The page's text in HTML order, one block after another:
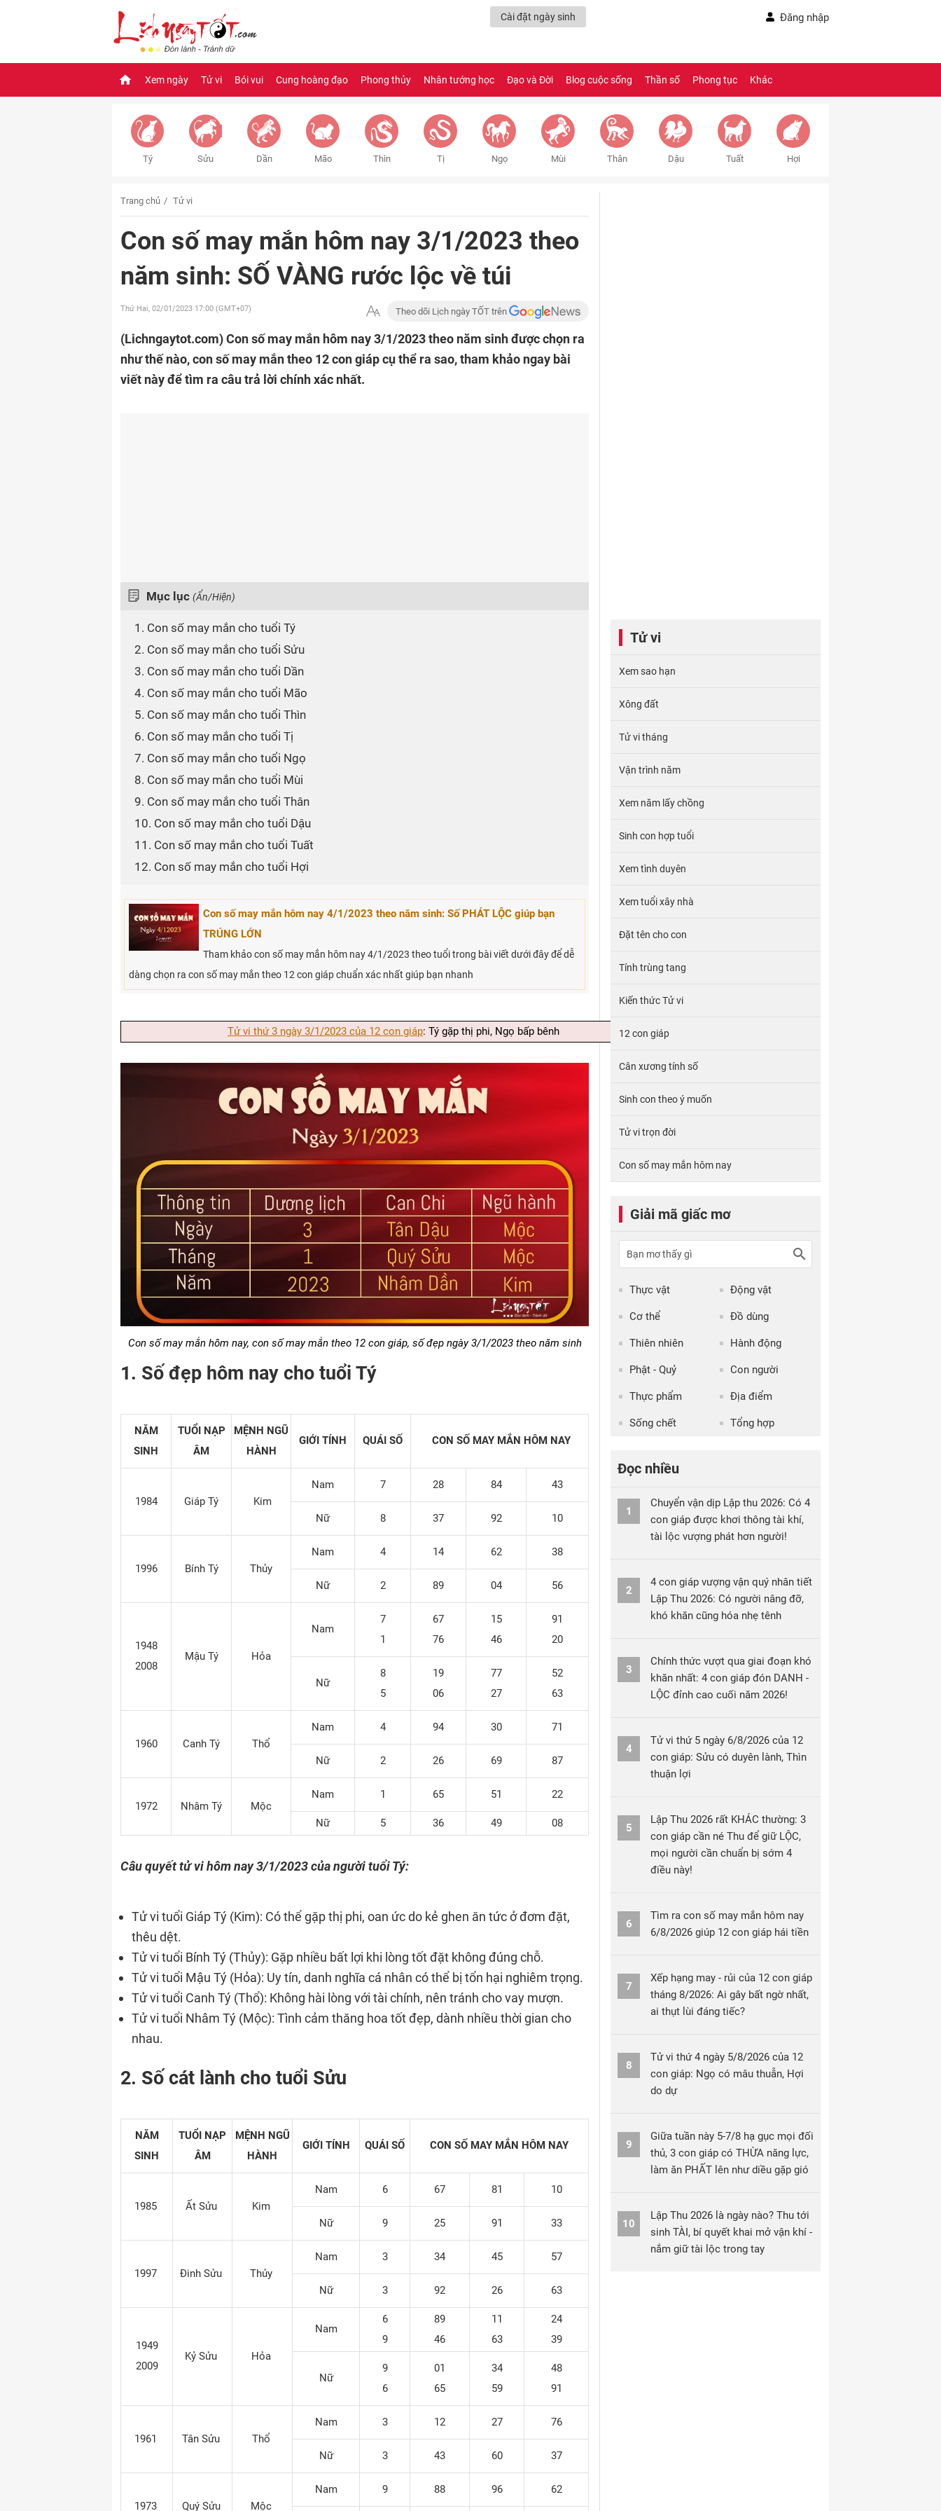
Cài đặt ngày sinh Đăng nhập
Xem ngày Tử vi Bói vui Cung hoàng đạo Phong thủy Nhân tướng học Đạo và Đời Blog cuộc sống Thần số Phong tục Khác
Tý Sửu Dần Mão Thìn Tị Ngọ Mùi Thân Dậu Tuất Hợi
Trang chủ Tử vi
Con số may mắn hôm nay 3/1/2023 theo
năm sinh: SỐ VÀNG rước lộc về túi
Thứ Hai, 02/01/2023 17:00 (GMT+07) Theo dõi Lịch ngày TỐT trên
(Lichngaytot.com)Con số may mắn hôm nay 3/1/2023 theo năm sinh được chọn ra
như thế nào, con số may mắn theo 12 con giáp cụ thể ra sao, tham khảo ngay bài
viết này để tìm ra câu trả lời chính xác nhất.
Mục lục (Ẩn/Hiện)
1. Con số may mắn cho tuổi Tý
2. Con số may mắn cho tuổi Sửu
3. Con số may mắn cho tuổi Dần
4. Con số may mắn cho tuổi Mão
5. Con số may mắn cho tuổi Thìn
6. Con số may mắn cho tuổi Tị
7. Con số may mắn cho tuổi Ngọ
8. Con số may mắn cho tuổi Mùi
9. Con số may mắn cho tuổi Thân
10. Con số may mắn cho tuổi Dậu
11. Con số may mắn cho tuổi Tuất
12. Con số may mắn cho tuổi Hợi
Con số may mắn hôm nay 4/1/2023 theo năm sinh: Số PHÁT LỘC giúp bạn
TRÚNG LỚN
Tham khảo con số may mắn hôm nay 4/1/2023 theo tuổi trong bài viết dưới đây để dễ
dàng chọn ra con số may mắn theo 12 con giáp chuẩn xác nhất giúp bạn nhanh
Tử vi thứ 3 ngày 3/1/2023 của 12 con giáp: Tý gặp thị phi, Ngọ bấp bênh
Con số may mắn hôm nay, con số may mắn theo 12 con giáp, số đẹp ngày 3/1/2023 theo năm sinh
1. Số đẹp hôm nay cho tuổi Tý
NĂM
SINH
TUỔI NẠP
ÂM
MỆNH NGŨ
HÀNH
GIỚI TÍNH QUÁI SỐ CON SỐ MAY MẮN HÔM NAY
1984 Giáp Tý Kim
Nam 7 28 84 43
Nữ 8 37 92 10
1996 Bính Tý Thủy
Nam 4 14 62 38
Nữ 2 89 04 56
1948
2008
Mậu Tý Hỏa
Nam
7
1
67
76
15
46
91
20
Nữ
8
5
19
06
77
27
52
63
1960 Canh Tý Thổ
Nam 4 94 30 71
Nữ 2 26 69 87
1972 Nhâm Tý Mộc
Nam 1 65 51 22
Nữ 5 36 49 08
Câu quyết tử vi hôm nay 3/1/2023 của người tuổi Tý:
Tử vi tuổi Giáp Tý (Kim): Có thể gặp thị phi, oan ức do kẻ ghen ăn tức ở đơm đặt,
thêu dệt.
Tử vi tuổi Bính Tý (Thủy): Gặp nhiều bất lợi khi lòng tốt đặt không đúng chỗ.
Tử vi tuổi Mậu Tý (Hỏa): Uy tín, danh nghĩa cá nhân có thể bị tổn hại nghiêm trọng.
Tử vi tuổi Canh Tý (Thổ): Không hài lòng với tài chính, nên tránh cho vay mượn.
Tử vi tuổi Nhâm Tý (Mộc): Tình cảm thăng hoa tốt đẹp, dành nhiều thời gian cho
nhau.
2. Số cát lành cho tuổi Sửu
NĂM
SINH
TUỔI NẠP
ÂM
MỆNH NGŨ
HÀNH
GIỚI TÍNH QUÁI SỐ CON SỐ MAY MẮN HÔM NAY
1985 Ất Sửu Kim
Nam 6 67 81 10
Nữ 9 25 91 33
1997 Đinh Sửu Thủy
Nam 3 34 45 57
Nữ 3 92 26 63
1949
2009
Kỷ Sửu Hỏa
Nam
6
9
89
46
11
63
24
39
Nữ
9
6
01
65
34
59
48
91
1961 Tân Sửu Thổ
Nam 3 12 27 76
Nữ 3 43 60 37
1973 Quý Sửu Mộc
Nam 9 88 96 62
Tử vi
Xem sao hạn
Xông đất
Tử vi tháng
Vận trình năm
Xem năm lấy chồng
Sinh con hợp tuổi
Xem tình duyên
Xem tuổi xây nhà
Đặt tên cho con
Tính trùng tang
Kiến thức Tử vi
12 con giáp
Cân xương tính số
Sinh con theo ý muốn
Tử vi trọn đời
Con số may mắn hôm nay
Giải mã giấc mơ
Thực vật Động vật
Cơ thể Đồ dùng
Thiên nhiên Hành động
Phật - Quỷ Con người
Thực phẩm Địa điểm
Sống chết Tổng hợp
Đọc nhiều
1
Chuyển vận dịp Lập thu 2026: Có 4
con giáp được khơi thông tài khí,
tài lộc vượng phát hơn người!
2
4 con giáp vượng vận quý nhân tiết
Lập Thu 2026: Có người nâng đỡ,
khó khăn cũng hóa nhẹ tênh
3
Chính thức vượt qua giai đoạn khó
khăn nhất: 4 con giáp đón DANH -
LỘC đỉnh cao cuối năm 2026!
4
Tử vi thứ 5 ngày 6/8/2026 của 12
con giáp: Sửu có duyên lành, Thìn
thuận lợi
5
Lập Thu 2026 rất KHÁC thường: 3
con giáp cần né Thu để giữ LỘC,
mọi người cần chuẩn bị sớm 4
điều này!
6
Tìm ra con số may mắn hôm nay
6/8/2026 giúp 12 con giáp hái tiền
7
Xếp hạng may - rủi của 12 con giáp
tháng 8/2026: Ai gây bất ngờ nhất,
ai thụt lùi đáng tiếc?
8
Tử vi thứ 4 ngày 5/8/2026 của 12
con giáp: Ngọ có mâu thuẫn, Hợi
do dự
9
Giữa tuần này 5-7/8 hạ gục mọi đối
thủ, 3 con giáp có THỪA năng lực,
làm ăn PHẤT lên như diều gặp gió
10
Lập Thu 2026 là ngày nào? Thu tới
sinh TÀI, bí quyết khai mở vận khí -
nắm giữ tài lộc trong tay